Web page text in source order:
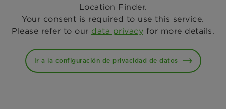
Location Finder.
Your consent is required to use this service.
Please refer to our data privacy for more details.
Ir a la configuración de privacidad de datos